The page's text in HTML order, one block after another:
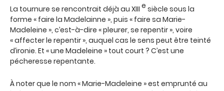
La tournure se rencontrait déjà au XIII e siècle sous la
forme « faire la Madelainne », puis « faire sa Marie-
Madeleine », c’est-à-dire « pleurer, se repentir », voire
« affecter le repentir », auquel cas le sens peut être teinté
d’ironie. Et « une Madeleine » tout court ? C’est une
pécheresse repentante.
À noter que le nom « Marie-Madeleine » est emprunté au